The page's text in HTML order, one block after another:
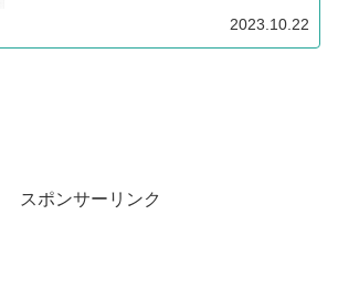
2023.10.22
スポンサーリンク